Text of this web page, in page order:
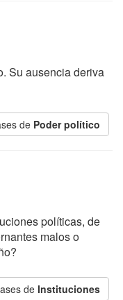
Su ausencia deriva
de Poder político
políticas, de
malos o
de Instituciones